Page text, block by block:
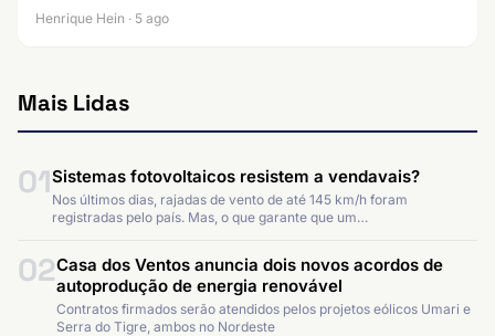
Henrique Hein · 5 ago
Mais Lidas
01Sistemas fotovoltaicos resistem a vendavais?
Nos últimos dias, rajadas de vento de até 145 km/h foram
registradas pelo país. Mas, o que garante que um…
02Casa dos Ventos anuncia dois novos acordos de
autoprodução de energia renovável
Contratos firmados serão atendidos pelos projetos eólicos Umari e
Serra do Tigre, ambos no Nordeste